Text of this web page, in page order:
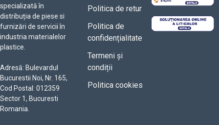
specializată în
distribuția de piese si
furnizări de servicii în
industria materialelor
plastice.
Adresă: Bulevardul
Bucurestii Noi, Nr. 165,
Cod Postal: 012359
Sector 1, Bucuresti
Romania.
Politica de retur
Politica de
confidențialitate
Termeni și
condiții
Politica cookies